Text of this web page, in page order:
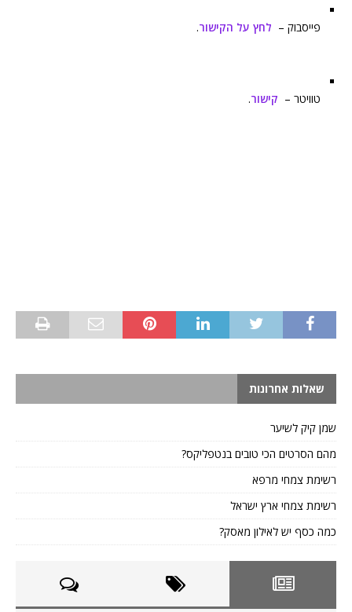
פייסבוק – לחץ על הקישור.
טוויטר – קישור.
שאלות אחרונות
שמן קיק לשיער
מהם הסרטים הכי טובים בנטפליקס?
רשימת צמחי מרפא
רשימת צמחי ארץ ישראל
כמה כסף יש לאילון מאסק?